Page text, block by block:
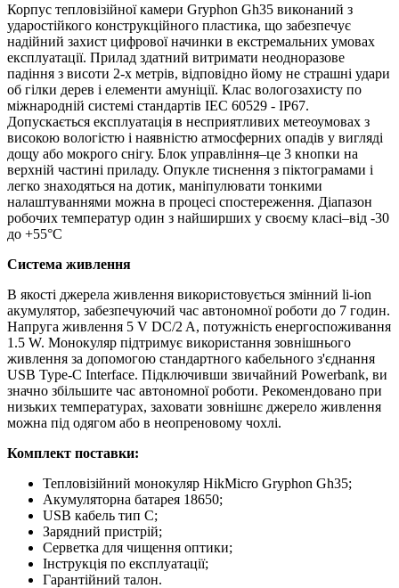
Корпус тепловізійної камери Gryphon Gh35 виконаний з
ударостійкого конструкційного пластика, що забезпечує
надійний захист цифрової начинки в екстремальних умовах
експлуатації. Прилад здатний витримати неодноразове
падіння з висоти 2-х метрів, відповідно йому не страшні удари
об гілки дерев і елементи амуніції. Клас вологозахисту по
міжнародній системі стандартів IEC 60529 - IP67.
Допускається експлуатація в несприятливих метеоумовах з
високою вологістю і наявністю атмосферних опадів у вигляді
дощу або мокрого снігу. Блок управління–це 3 кнопки на
верхній частині приладу. Опукле тиснення з піктограмами і
легко знаходяться на дотик, маніпулювати тонкими
налаштуваннями можна в процесі спостереження. Діапазон
робочих температур один з найширших у своєму класі–від -30
до +55°C
Система живлення
В якості джерела живлення використовується змінний li-ion
акумулятор, забезпечуючий час автономної роботи до 7 годин.
Напруга живлення 5 V DC/2 A, потужність енергоспоживання
1.5 W. Монокуляр підтримує використання зовнішнього
живлення за допомогою стандартного кабельного з'єднання
USB Type-C Interface. Підключивши звичайний Powerbank, ви
значно збільшите час автономної роботи. Рекомендовано при
низьких температурах, заховати зовнішнє джерело живлення
можна під одягом або в неопреновому чохлі.
Комплект поставки:
Тепловізійний монокуляр HikMicro Gryphon Gh35;
Акумуляторна батарея 18650;
USB кабель тип С;
Зарядний пристрій;
Серветка для чищення оптики;
Інструкція по експлуатації;
Гарантійний талон.